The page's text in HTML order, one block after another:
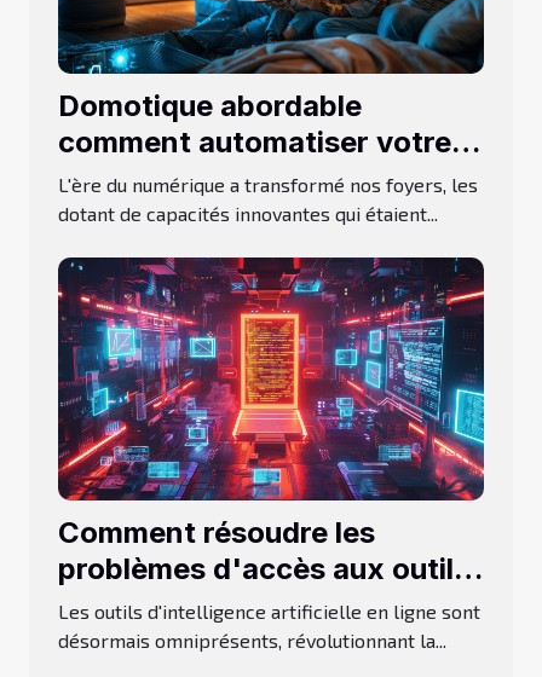
Domotique abordable
comment automatiser votre
maison sans casser la banque
L'ère du numérique a transformé nos foyers, les
dotant de capacités innovantes qui étaient...
Comment résoudre les
problèmes d'accès aux outils
d'IA en ligne
Les outils d'intelligence artificielle en ligne sont
désormais omniprésents, révolutionnant la...